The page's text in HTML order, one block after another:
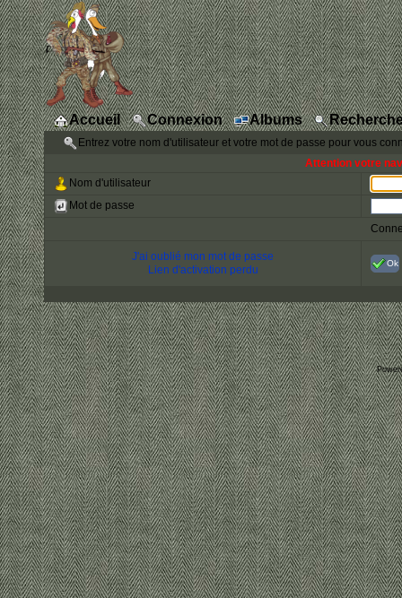
Accueil Connexion Albums
Entrez votre nom d'utilisateur et votre mot de passe pour vous
Attention votre
Nom d'utilisateur
Mot de passe
J'ai oublié mon mot de passe
Lien d'activation perdu
Ok